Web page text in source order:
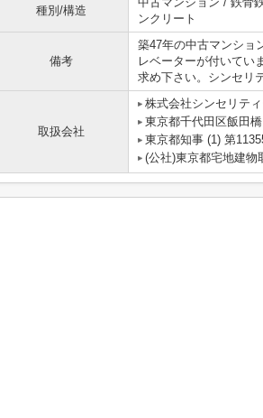
種別/構造
ンクリート
備考
築47年の中古マンショ
レベーターが付いてい
求め下さい。シンセリ
取扱会社
株式会社シンセリテ
東京都千代田区飯田
東京都知事 (1) 第
(公社)東京都宅地建物